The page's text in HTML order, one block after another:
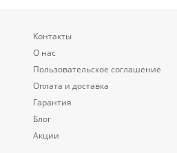
Контакты
О нас
Пользовательское соглашение
Оплата и доставка
Гарантия
Блог
Акции